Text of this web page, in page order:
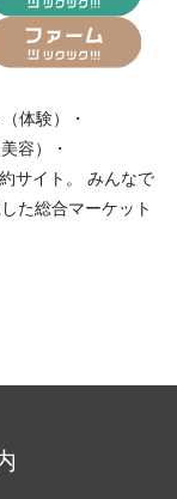
体験）
・
容）
・
サイト。
みんなで
た総合マーケット